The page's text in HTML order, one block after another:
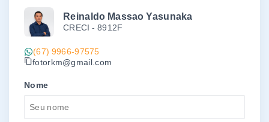
Reinaldo Massao Yasunaka
CRECI - 8912F
(67) 9966-97575
fotorkm@gmail.com
Nome